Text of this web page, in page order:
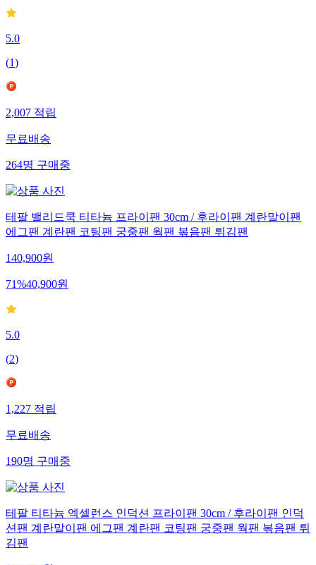
5.0
(1)
2,007적립
무료배송
264명구매중
테팔 밸리드쿡 티타늄 프라이팬 30cm / 후라이팬 계란말이팬
에그팬 계란팬 코팅팬 궁중팬 웍팬 볶음팬 튀김팬
140,900원
71%40,900원
5.0
(2)
1,227적립
무료배송
190명구매중
테팔 티타늄 엑셀런스 인덕션 프라이팬 30cm / 후라이팬 인덕
션팬 계란말이팬 에그팬 계란팬 코팅팬 궁중팬 웍팬 볶음팬 튀
김팬